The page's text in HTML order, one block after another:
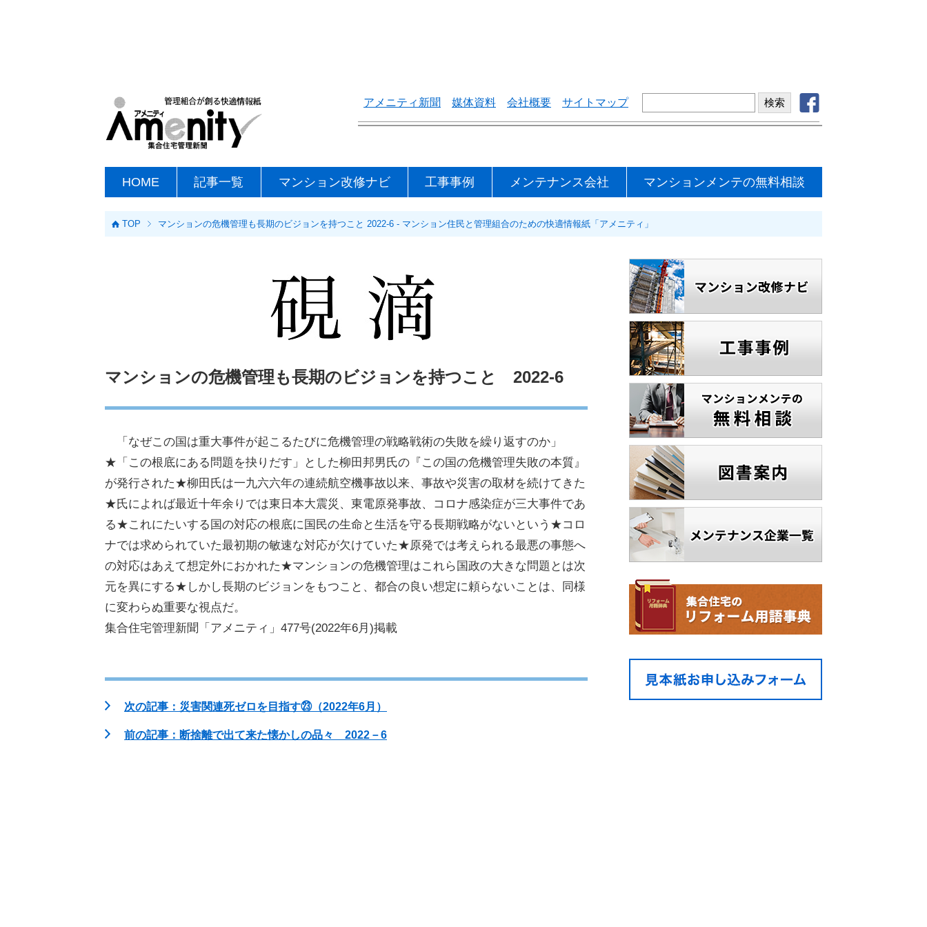
HOME 記事一覧 マンション改修ナビ 工事事例 メンテナンス会社 マンションメンテの無料相談
アメニティ新聞 媒体資料 会社概要 サイトマップ
TOP マンションの危機管理も長期のビジョンを持つこと 2022-6 - マンション住民と管理組合のための快適情報紙「アメニティ」
マンションの危機管理も長期のビジョンを持つこと 2022-6
「なぜこの国は重大事件が起こるたびに危機管理の戦略戦術の失敗を繰り返すのか」
★「この根底にある問題を抉りだす」とした柳田邦男氏の『この国の危機管理失敗の本質』
が発行された★柳田氏は一九六六年の連続航空機事故以来、事故や災害の取材を続けてきた
★氏によれば最近十年余りでは東日本大震災、東電原発事故、コロナ感染症が三大事件であ
る★これにたいする国の対応の根底に国民の生命と生活を守る長期戦略がないという★コロ
ナでは求められていた最初期の敏速な対応が欠けていた★原発では考えられる最悪の事態へ
の対応はあえて想定外におかれた★マンションの危機管理はこれら国政の大きな問題とは次
元を異にする★しかし長期のビジョンをもつこと、都合の良い想定に頼らないことは、同様
に変わらぬ重要な視点だ。
集合住宅管理新聞「アメニティ」477号(2022年6月)掲載
次の記事：災害関連死ゼロを目指す㉓（2022年6月）
前の記事：断捨離で出て来た懐かしの品々 2022－6